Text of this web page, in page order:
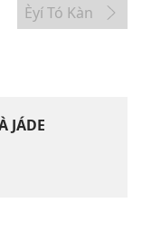
Èyí Tó Kàn
JÁDE